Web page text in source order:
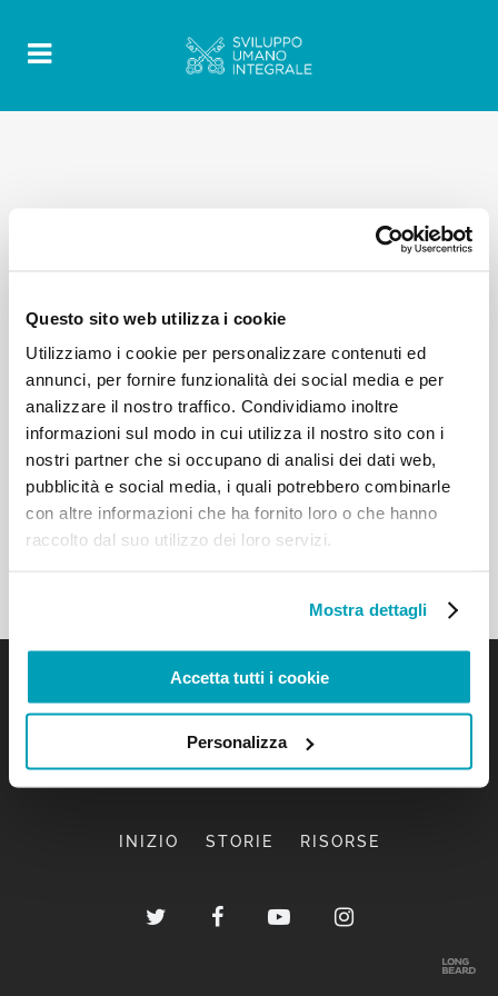
Questo sito web utilizza i cookie
Utilizziamo i cookie per personalizzare contenuti ed
annunci, per fornire funzionalità dei social media e per
analizzare il nostro traffico. Condividiamo inoltre
informazioni sul modo in cui utilizza il nostro sito con i
nostri partner che si occupano di analisi dei dati web,
pubblicità e social media, i quali potrebbero combinarle
con altre informazioni che ha fornito loro o che hanno
raccolto dal suo utilizzo dei loro servizi.
Mostra dettagli
Accetta tutti i cookie
Personalizza
INIZIO STORIE RISORSE